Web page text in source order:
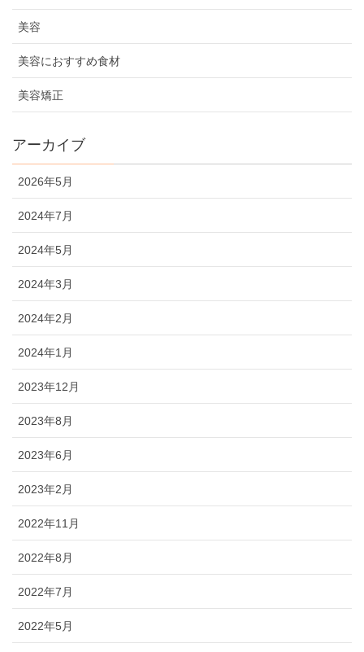
美容
美容におすすめ食材
美容矯正
アーカイブ
2026年5月
2024年7月
2024年5月
2024年3月
2024年2月
2024年1月
2023年12月
2023年8月
2023年6月
2023年2月
2022年11月
2022年8月
2022年7月
2022年5月